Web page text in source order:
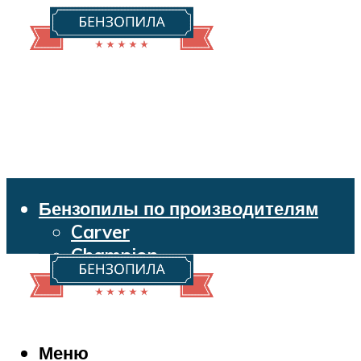
Бензопилы по производителям
Carver
Champion
Echo
Husqvarna
Makita
Меню